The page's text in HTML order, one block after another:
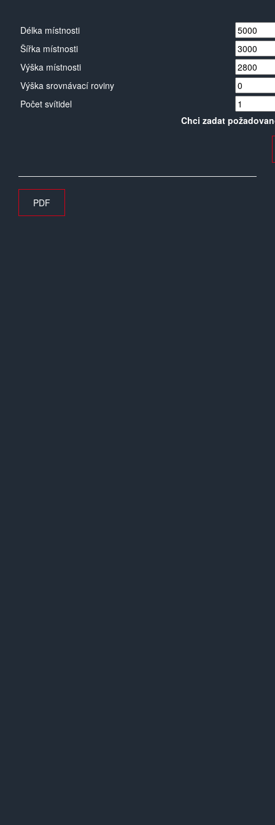
Délka místnosti
Šířka místnosti
Výška místnosti
Výška srovnávací roviny
Počet svítidel
Chci zadat